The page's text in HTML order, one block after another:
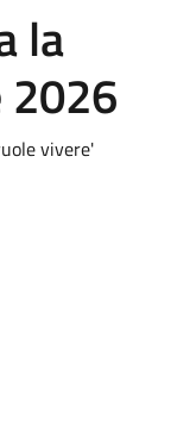
la
2026
vivere'